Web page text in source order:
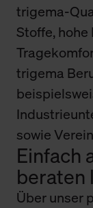
trigema-
Stoffe,
trigema
sowie
Einfach
beraten
Über unser